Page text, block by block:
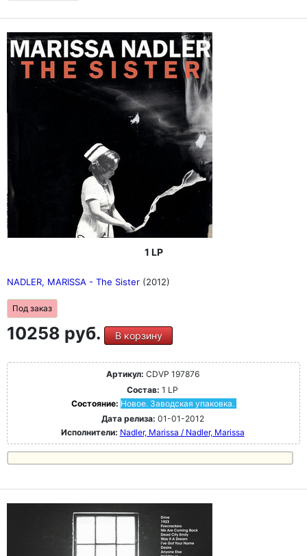
1 LP
NADLER, MARISSA - The Sister (2012)
Под заказ
10258 руб. В корзину
Артикул: CDVP 197876
Состав: 1 LP
Состояние: Новое. Заводская упаковка.
Дата релиза: 01-01-2012
Исполнители: Nadler, Marissa / Nadler, Marissa